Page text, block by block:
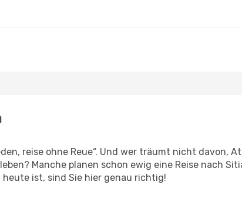
reise ohne Reue“. Und wer träumt nicht davon,
Manche planen schon ewig eine Reise nach
heute ist, sind Sie hier genau richtig!